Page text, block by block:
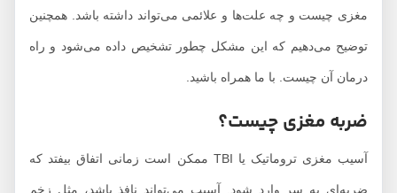
مغزی چیست و چه علت‌ها و علائمی می‌تواند داشته باشد. همچنین
توضیح می‌دهیم که این مشکل چطور تشخیص داده می‌شود و راه
درمان آن چیست. با ما همراه باشید.
ضربه مغزی چیست؟
آسیب مغزی تروماتیک یا TBI ممکن است زمانی اتفاق بیفتد که
ضربه‌ای به سر وارد شود. آسیب می‌تواند نافذ باشد، مثل زخم